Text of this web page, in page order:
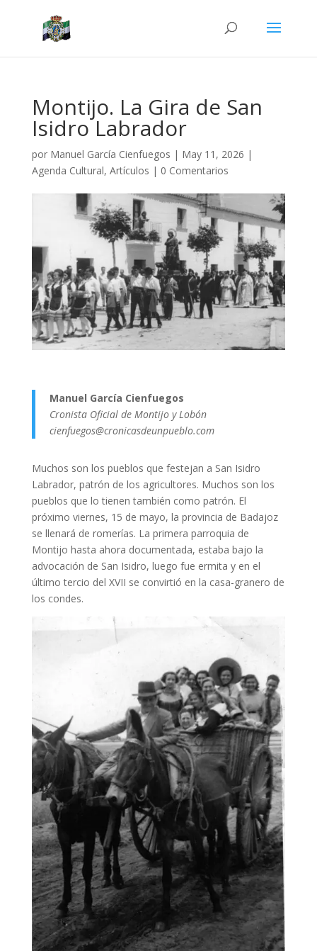
Montijo. La Gira de San
Isidro Labrador
por Manuel García Cienfuegos | May 11, 2026 |
Agenda Cultural, Artículos | 0 Comentarios
Manuel García Cienfuegos
Cronista Oficial de Montijo y Lobón
cienfuegos@cronicasdeunpueblo.com
Muchos son los pueblos que festejan a San Isidro
Labrador, patrón de los agricultores. Muchos son los
pueblos que lo tienen también como patrón. El
próximo viernes, 15 de mayo, la provincia de Badajoz
se llenará de romerías. La primera parroquia de
Montijo hasta ahora documentada, estaba bajo la
advocación de San Isidro, luego fue ermita y en el
último tercio del XVII se convirtió en la casa-granero de
los condes.